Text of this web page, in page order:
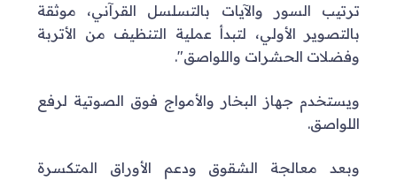
ترتيب السور والآيات بالتسلسل القرآني، موثقة
بالتصوير الأولي، لتبدأ عملية التنظيف من الأتربة
وفضلات الحشرات واللواصق".
ويستخدم جهاز البخار والأمواج فوق الصوتية لرفع
اللواصق.
وبعد معالجة الشقوق ودعم الأوراق المتكسرة